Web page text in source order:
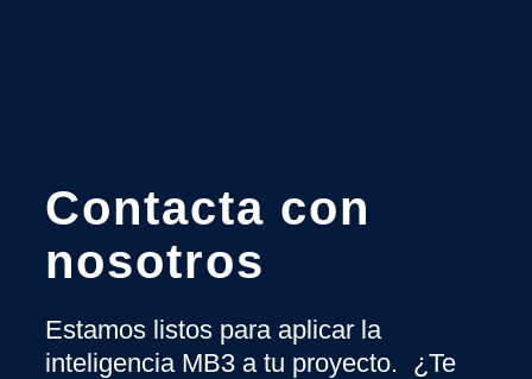
Contacta con
nosotros
Estamos listos para aplicar la
inteligencia MB3 a tu proyecto. ¿Te